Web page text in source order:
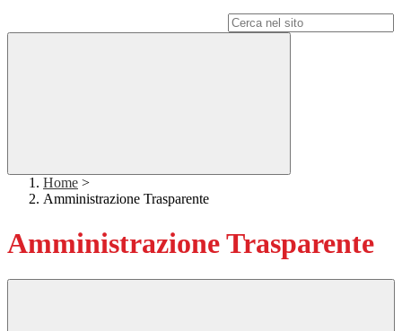
Home >
Amministrazione Trasparente
Amministrazione Trasparente